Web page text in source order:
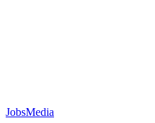
JobsMedia